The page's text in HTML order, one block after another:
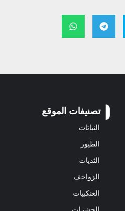
تصنيفات الموقع
النباتات
الطيور
الثديات
الزواحف
العنكبيات